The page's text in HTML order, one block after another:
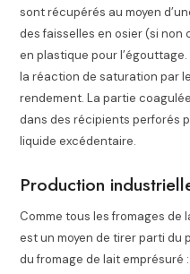
sont récupérés au moyen
des faisselles en osier (si non
en plastique pour
la réaction de saturation par
rendement. La partie
dans des récipients perforés
liquide excédentaire.
Production
Comme tous les fromages
est un moyen de tirer parti
du fromage de lait emprésuré